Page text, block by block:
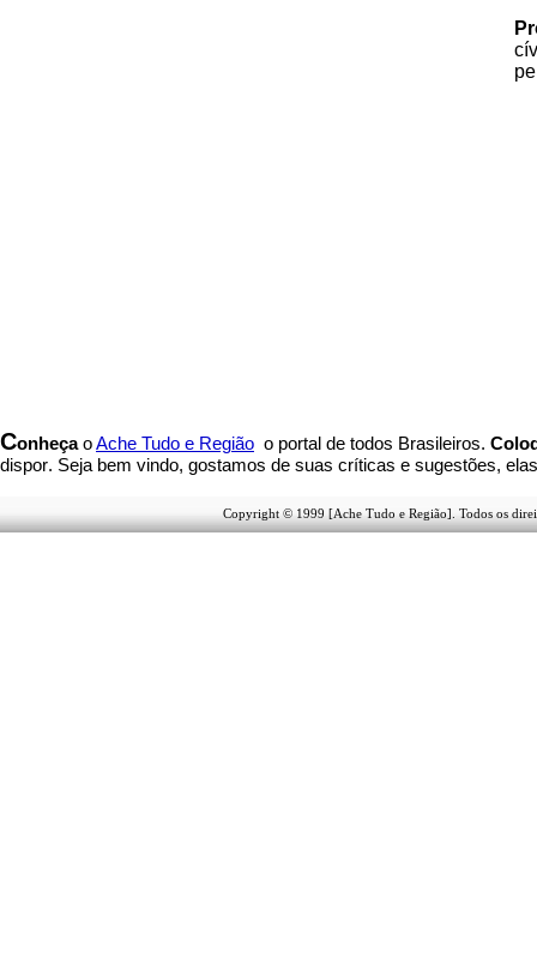
ConheçaoAche Tudo e Região o portal de todos Brasileiros.
dispor. Seja bem vindo, gostamos de suas críticas e sugestões,
Copyright © 1999 [Ache Tudo e Região]. Todos os